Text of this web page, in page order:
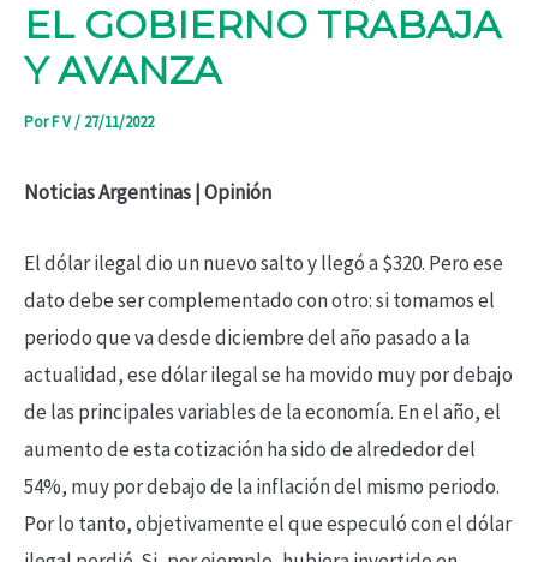
EL GOBIERNO TRABAJA
Y AVANZA
PorF V/ 27/11/2022
Noticias Argentinas | Opinión
El dólar ilegal dio un nuevo salto y llegó a $320. Pero ese
dato debe ser complementado con otro: si tomamos el
periodo que va desde diciembre del año pasado a la
actualidad, ese dólar ilegal se ha movido muy por debajo
de las principales variables de la economía. En el año, el
aumento de esta cotización ha sido de alrededor del
54%, muy por debajo de la inflación del mismo periodo.
Por lo tanto, objetivamente el que especuló con el dólar